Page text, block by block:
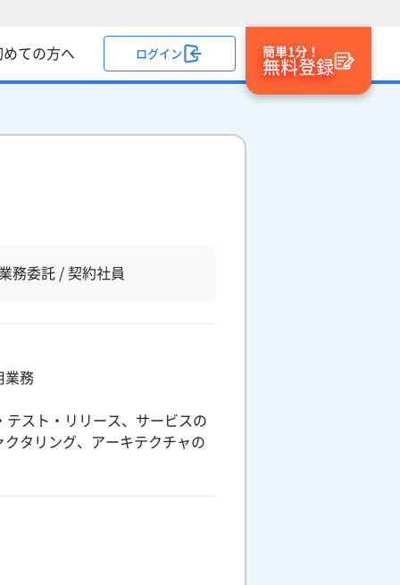
めての方へ ログイン 簡単1分！
無料登録
務委託 / 契約社員
業務
テスト・リリース、サービスの
タリング、アーキテクチャの